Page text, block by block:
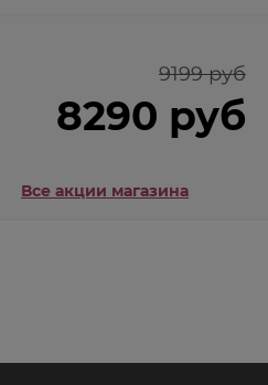
9199 руб
8290 руб
Все акции магазина